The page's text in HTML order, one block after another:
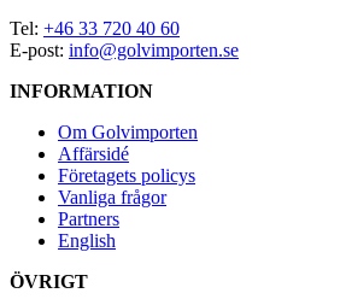
Tel: +46 33 720 40 60
E-post: info@golvimporten.se
INFORMATION
Om Golvimporten
Affärsidé
Företagets policys
Vanliga frågor
Partners
English
ÖVRIGT